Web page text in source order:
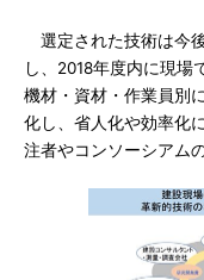
選定された技術は今
し、2018年度内に現場
機材・資材・作業員別
化し、省人化や効率化
注者やコンソーシアム